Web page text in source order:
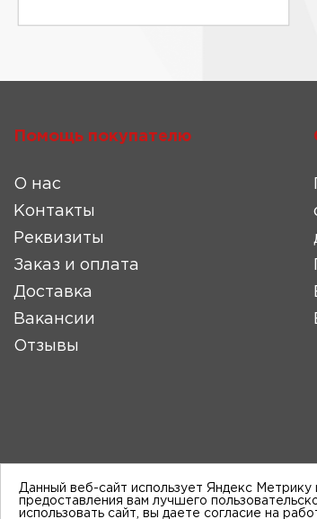
Помощь покупателю
О нас
Контакты
Реквизиты
Заказ и оплата
Доставка
Вакансии
Отзывы
Данный веб-сайт использует Яндекс Метрику
предоставления вам лучшего
использовать сайт, вы даете согласие на